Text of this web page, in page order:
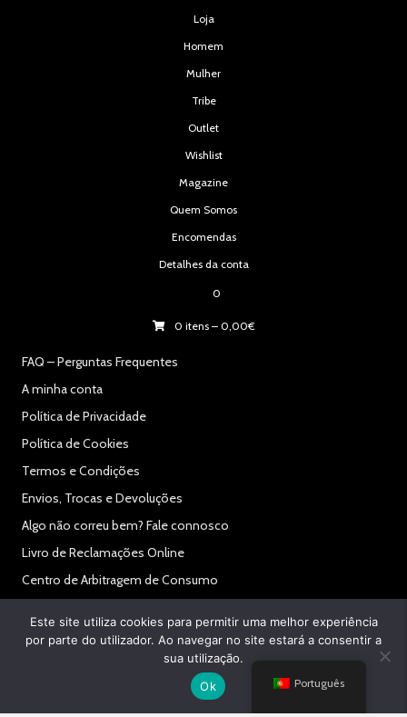
Loja
Homem
Mulher
Tribe
Outlet
Wishlist
Magazine
Quem Somos
Encomendas
Detalhes da conta
0
0 itens– 0,00€
FAQ – Perguntas Frequentes
A minha conta
Política de Privacidade
Política de Cookies
Termos e Condições
Envios, Trocas e Devoluções
Algo não correu bem? Fale connosco
Livro de Reclamações Online
Centro de Arbitragem de Consumo
Secure Payments:
Português
Este site utiliza cookies para permitir uma melhor experiência
por parte do utilizador. Ao navegar no site estará a consentir a
sua utilização.
Ok